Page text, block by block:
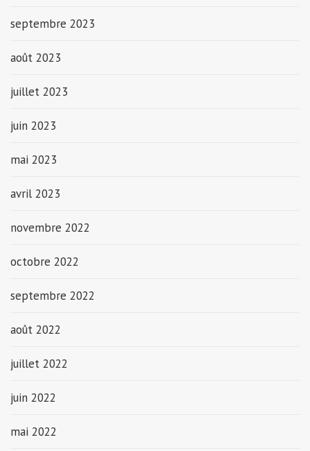
septembre 2023
août 2023
juillet 2023
juin 2023
mai 2023
avril 2023
novembre 2022
octobre 2022
septembre 2022
août 2022
juillet 2022
juin 2022
mai 2022